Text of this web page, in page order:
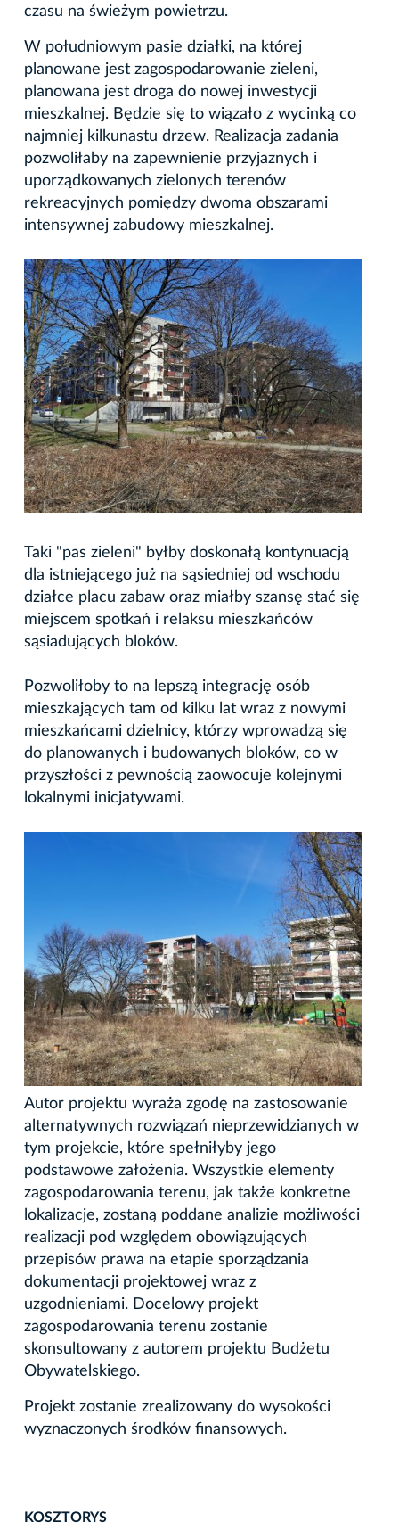
czasu na świeżym powietrzu.
W południowym pasie działki, na której
planowane jest zagospodarowanie zieleni,
planowana jest droga do nowej inwestycji
mieszkalnej. Będzie się to wiązało z wycinką co
najmniej kilkunastu drzew. Realizacja zadania
pozwoliłaby na zapewnienie przyjaznych i
uporządkowanych zielonych terenów
rekreacyjnych pomiędzy dwoma obszarami
intensywnej zabudowy mieszkalnej.
Taki "pas zieleni" byłby doskonałą kontynuacją
dla istniejącego już na sąsiedniej od wschodu
działce placu zabaw oraz miałby szansę stać się
miejscem spotkań i relaksu mieszkańców
sąsiadujących bloków.
Pozwoliłoby to na lepszą integrację osób
mieszkających tam od kilku lat wraz z nowymi
mieszkańcami dzielnicy, którzy wprowadzą się
do planowanych i budowanych bloków, co w
przyszłości z pewnością zaowocuje kolejnymi
lokalnymi inicjatywami.
Autor projektu wyraża zgodę na zastosowanie
alternatywnych rozwiązań nieprzewidzianych w
tym projekcie, które spełniłyby jego
podstawowe założenia. Wszystkie elementy
zagospodarowania terenu, jak także konkretne
lokalizacje, zostaną poddane analizie możliwości
realizacji pod względem obowiązujących
przepisów prawa na etapie sporządzania
dokumentacji projektowej wraz z
uzgodnieniami. Docelowy projekt
zagospodarowania terenu zostanie
skonsultowany z autorem projektu Budżetu
Obywatelskiego.
Projekt zostanie zrealizowany do wysokości
wyznaczonych środków finansowych.
KOSZTORYS